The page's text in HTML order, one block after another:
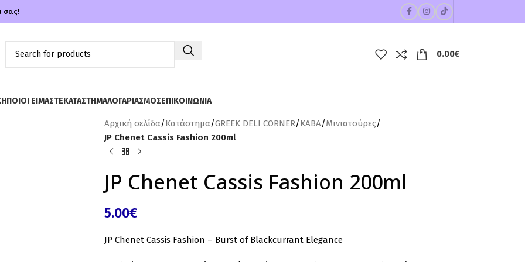
σας!
0.00€
ΠΟΙΟΙ ΕΙΜΑΣΤΕΚΑΤΑΣΤΗΜΑΛΟΓΑΡΙΑΣΜΟΣΕΠΙΚΟΙΝΩΝΙΑ
Αρχική σελίδα/Κατάστημα/GREEK DELI CORNER/ΚΑΒΑ/Μινιατούρες/
JP Chenet Cassis Fashion 200ml
JP Chenet Cassis Fashion 200ml
5.00€
JP Chenet Cassis Fashion – Burst of Blackcurrant Elegance